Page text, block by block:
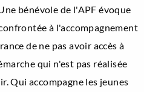
bénévole de l'APF évoque
à l'accompagnement
de ne pas avoir accès à
qui n'est pas réalisée
Qui accompagne les jeunes